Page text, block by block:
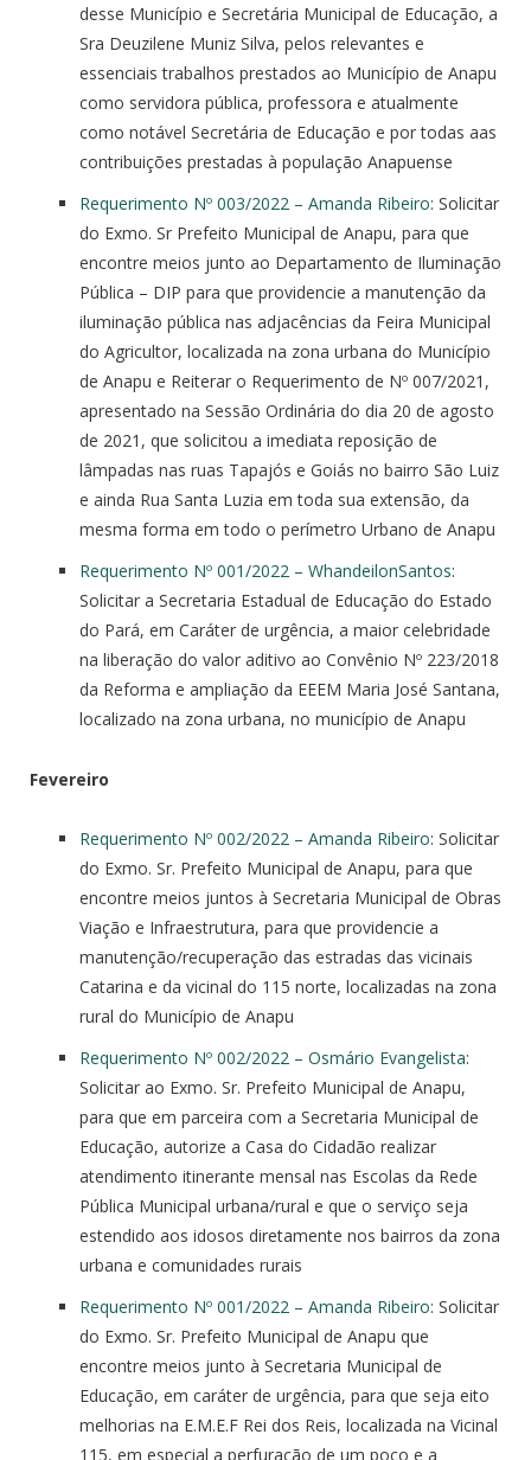
desse Município e Secretária Municipal de Educação, a
Sra Deuzilene Muniz Silva, pelos relevantes e
essenciais trabalhos prestados ao Município de Anapu
como servidora pública, professora e atualmente
como notável Secretária de Educação e por todas aas
contribuições prestadas à população Anapuense
Requerimento Nº 003/2022 – Amanda Ribeiro: Solicitar
do Exmo. Sr Prefeito Municipal de Anapu, para que
encontre meios junto ao Departamento de Iluminação
Pública – DIP para que providencie a manutenção da
iluminação pública nas adjacências da Feira Municipal
do Agricultor, localizada na zona urbana do Município
de Anapu e Reiterar o Requerimento de Nº 007/2021,
apresentado na Sessão Ordinária do dia 20 de agosto
de 2021, que solicitou a imediata reposição de
lâmpadas nas ruas Tapajós e Goiás no bairro São Luiz
e ainda Rua Santa Luzia em toda sua extensão, da
mesma forma em todo o perímetro Urbano de Anapu
Requerimento Nº 001/2022 – WhandeilonSantos:
Solicitar a Secretaria Estadual de Educação do Estado
do Pará, em Caráter de urgência, a maior celebridade
na liberação do valor aditivo ao Convênio Nº 223/2018
da Reforma e ampliação da EEEM Maria José Santana,
localizado na zona urbana, no município de Anapu
Fevereiro
Requerimento Nº 002/2022 – Amanda Ribeiro: Solicitar
do Exmo. Sr. Prefeito Municipal de Anapu, para que
encontre meios juntos à Secretaria Municipal de Obras
Viação e Infraestrutura, para que providencie a
manutenção/recuperação das estradas das vicinais
Catarina e da vicinal do 115 norte, localizadas na zona
rural do Município de Anapu
Requerimento Nº 002/2022 – Osmário Evangelista:
Solicitar ao Exmo. Sr. Prefeito Municipal de Anapu,
para que em parceira com a Secretaria Municipal de
Educação, autorize a Casa do Cidadão realizar
atendimento itinerante mensal nas Escolas da Rede
Pública Municipal urbana/rural e que o serviço seja
estendido aos idosos diretamente nos bairros da zona
urbana e comunidades rurais
Requerimento Nº 001/2022 – Amanda Ribeiro: Solicitar
do Exmo. Sr. Prefeito Municipal de Anapu que
encontre meios junto à Secretaria Municipal de
Educação, em caráter de urgência, para que seja eito
melhorias na E.M.E.F Rei dos Reis, localizada na Vicinal
115, em especial a perfuração de um poço e a